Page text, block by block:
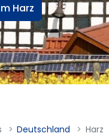
Harz
Deutschland Harz